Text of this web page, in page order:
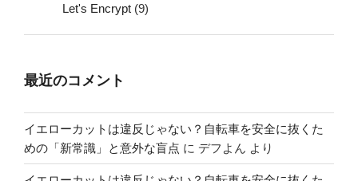
Let's Encrypt (9)
最近のコメント
イエローカットは違反じゃない？自転車を安全に抜くた
めの「新常識」と意外な盲点 に デフよん より